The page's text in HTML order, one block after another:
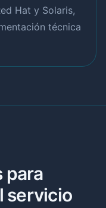
Hat y Solaris,
técnica
para
servicio